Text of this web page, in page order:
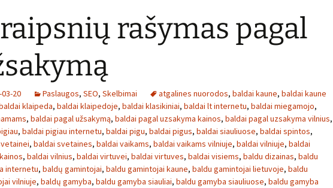
rašymas pagal
03-20 Paslaugos, SEO, Skelbimai atgalines nuorodos, baldai kaune, baldai kaune
klaipeda, baldai klaipedoje, baldai klasikiniai, baldai lt internetu, baldai miegamojo,
, baldai pagal užsakymą, baldai pagal uzsakyma kainos, baldai pagal uzsakyma vilnius,
, baldai pigiau internetu, baldai pigu, baldai pigus, baldai siauliuose, baldai spintos,
, baldai svetaines, baldai vaikams, baldai vaikams vilniuje, baldai vilniuje, baldai
, baldai vilnius, baldai virtuvei, baldai virtuves, baldai visiems, baldu dizainas, baldu
internetu, baldų gamintojai, baldu gamintojai kaune, baldu gamintojai lietuvoje, baldu
vilniuje, baldų gamyba, baldu gamyba siauliai, baldu gamyba siauliuose, baldu gamyba